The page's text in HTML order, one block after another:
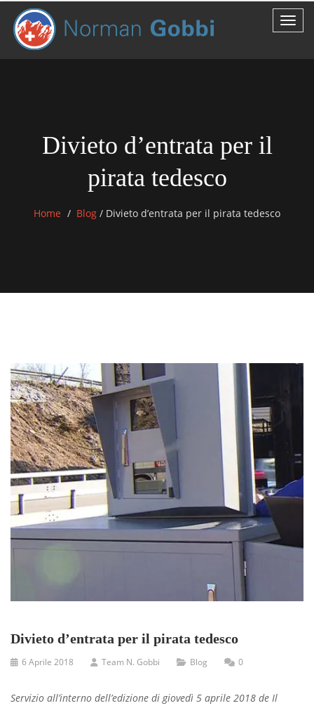
Divieto d’entrata per il
pirata tedesco
Home Blog / Divieto d’entrata per il pirata tedesco
Divieto d’entrata per il pirata tedesco
6 Aprile 2018 Team N. Gobbi Blog 0
Servizio all’interno dell’edizione di giovedì 5 aprile 2018 de Il